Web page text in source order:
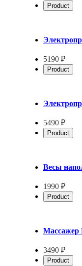
Product
5190 ₽
Product
5490 ₽
Product
Весы
1990 ₽
Product
Массажер
3490 ₽
Product